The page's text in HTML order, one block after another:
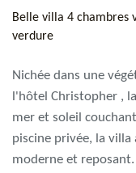
Belle villa 4 chambres
verdure
Nichée dans une
l'hôtel Christopher ,
mer et soleil
piscine privée, la villa
moderne et reposant.